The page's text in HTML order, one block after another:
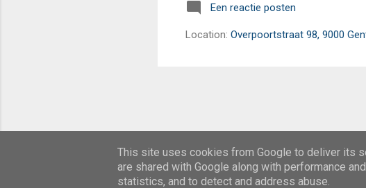
moderne,
naam dus,
Een reactie posten
Location: Overpoortstraat 98, 9000
This site uses cookies from Google to deliver its
are shared with Google along with performance
statistics, and to detect and address abuse.